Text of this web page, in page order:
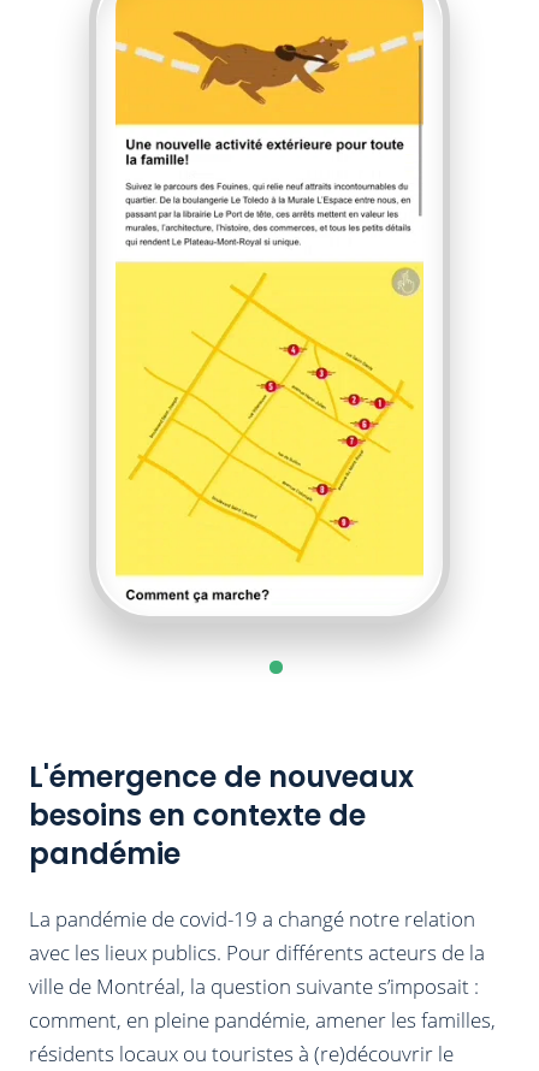
L'émergence de nouveaux
besoins en contexte de
pandémie
La pandémie de covid-19 a changé notre relation
avec les lieux publics. Pour différents acteurs de la
ville de Montréal, la question suivante s’imposait :
comment, en pleine pandémie, amener les familles,
résidents locaux ou touristes à (re)découvrir le